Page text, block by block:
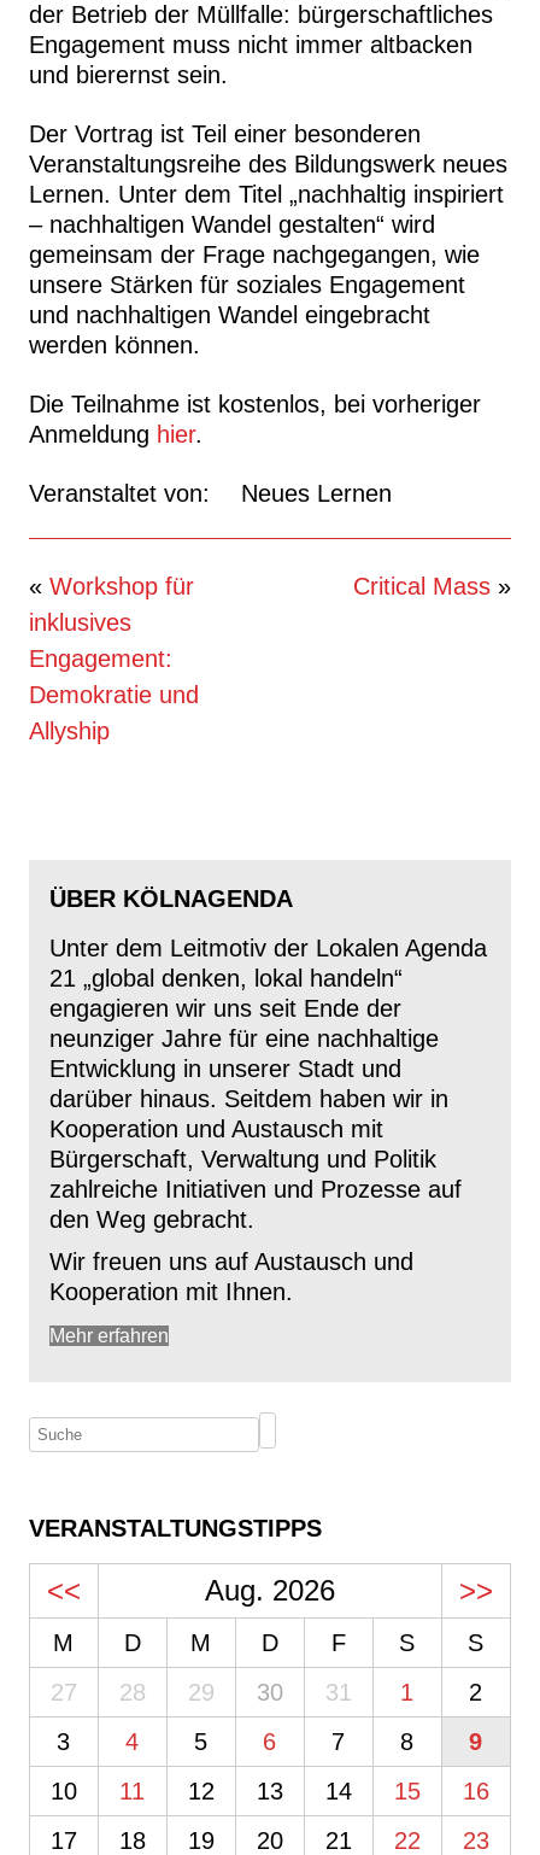
der Betrieb der Müllfalle: bürgerschaftliches
Engagement muss nicht immer altbacken
und bierernst sein.
Der Vortrag ist Teil einer besonderen
Veranstaltungsreihe des Bildungswerk neues
Lernen. Unter dem Titel „nachhaltig inspiriert
– nachhaltigen Wandel gestalten“ wird
gemeinsam der Frage nachgegangen, wie
unsere Stärken für soziales Engagement
und nachhaltigen Wandel eingebracht
werden können.
Die Teilnahme ist kostenlos, bei vorheriger
Anmeldung hier.
Veranstaltet von: Neues Lernen
Beitragsnavigation
« Workshop für
inklusives
Engagement:
Demokratie und
Allyship
Critical Mass »
ÜBER KÖLNAGENDA
Unter dem Leitmotiv der Lokalen Agenda
21 „global denken, lokal handeln“
engagieren wir uns seit Ende der
neunziger Jahre für eine nachhaltige
Entwicklung in unserer Stadt und
darüber hinaus. Seitdem haben wir in
Kooperation und Austausch mit
Bürgerschaft, Verwaltung und Politik
zahlreiche Initiativen und Prozesse auf
den Weg gebracht.
Wir freuen uns auf Austausch und
Kooperation mit Ihnen.
Mehr erfahren
VERANSTALTUNGSTIPPS
<< Aug. 2026 >>
M D M D F S
S
27
28 29 30 31 1
2
3
4 5 6 7 8
9
10
11 12 13 14 15
16
17
18 19 20 21 22
23